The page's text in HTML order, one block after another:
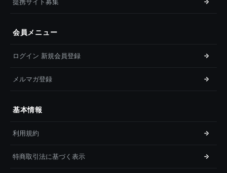
提携サイト募集
会員メニュー
ログイン 新規会員登録
メルマガ登録
基本情報
利用規約
特商取引法に基づく表示